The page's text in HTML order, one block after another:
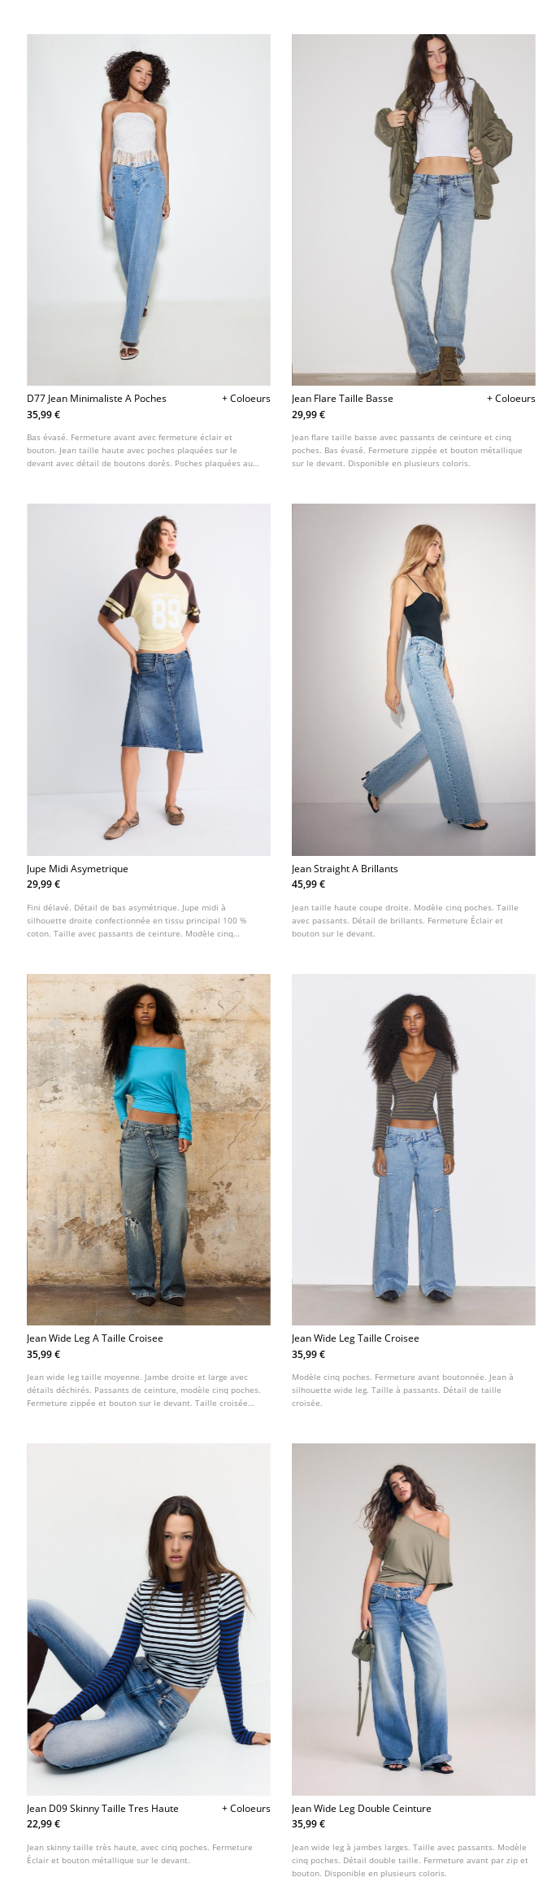
D77 Jean Minimaliste A Poches
+ Coloeurs
35,99 €
Bas évasé. Fermeture avant avec fermeture éclair et
bouton. Jean taille haute avec poches plaquées sur le
devant avec détail de boutons dorés. Poches plaquées au
Jean Flare Taille Basse
+ Coloeurs
29,99 €
Jean flare taille basse avec passants de ceinture et cinq
poches. Bas évasé. Fermeture zippée et bouton métallique
sur le devant. Disponible en plusieurs coloris.
Jupe Midi Asymetrique
29,99 €
Fini délavé. Détail de bas asymétrique. Jupe midi à
silhouette droite confectionnée en tissu principal 100 %
coton. Taille avec passants de ceinture. Modèle cinq
Jean Straight A Brillants
45,99 €
Jean taille haute coupe droite. Modèle cinq poches. Taille
avec passants. Détail de brillants. Fermeture Éclair et
bouton sur le devant.
Jean Wide Leg A Taille Croisee
35,99 €
Jean wide leg taille moyenne. Jambe droite et large avec
détails déchirés. Passants de ceinture, modèle cinq poches.
Fermeture zippée et bouton sur le devant. Taille croisée
Jean Wide Leg Taille Croisee
35,99 €
Modèle cinq poches. Fermeture avant boutonnée. Jean à
silhouette wide leg. Taille à passants. Détail de taille
croisée.
Jean D09 Skinny Taille Tres Haute
+ Coloeurs
22,99 €
Jean skinny taille très haute, avec cinq poches. Fermeture
Éclair et bouton métallique sur le devant.
Jean Wide Leg Double Ceinture
35,99 €
Jean wide leg à jambes larges. Taille avec passants. Modèle
cinq poches. Détail double taille. Fermeture avant par zip et
bouton. Disponible en plusieurs coloris.